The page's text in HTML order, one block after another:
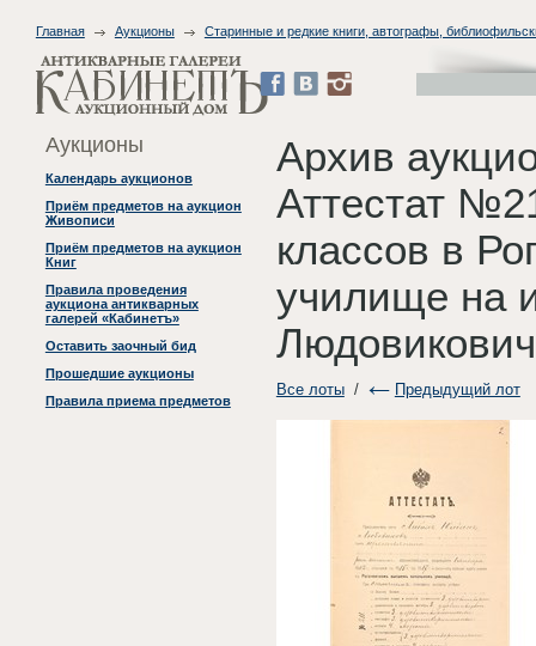
Главная Аукционы Старинные и редкие книги, автографы,
Аукционы
Календарь аукционов
Приём предметов на аукцион
Живописи
Приём предметов на аукцион
Книг
Правила проведения
аукциона антикварных
галерей «Кабинетъ»
Оставить заочный бид
Прошедшие аукционы
Правила приема предметов
Архив
Аттестат
классов в
училище на
Все лоты/ Предыдущий лот